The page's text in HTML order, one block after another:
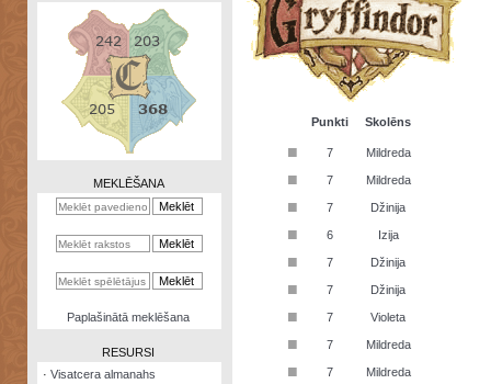
Zināšanu
kalkulators
Nomētātās
MEKLĒŠANA
Paplašinātā meklēšana
RESURSI
·Visatcera almanahs
Punkti Skolēns
■ 7 Mildreda
■ 7 Mildreda
■ 7 Džinija
■ 6 Izija
■ 7 Džinija
■ 7 Džinija
■ 7 Violeta
■ 7 Mildreda
■ 7 Mildreda